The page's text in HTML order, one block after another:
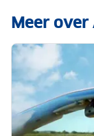
Meer over